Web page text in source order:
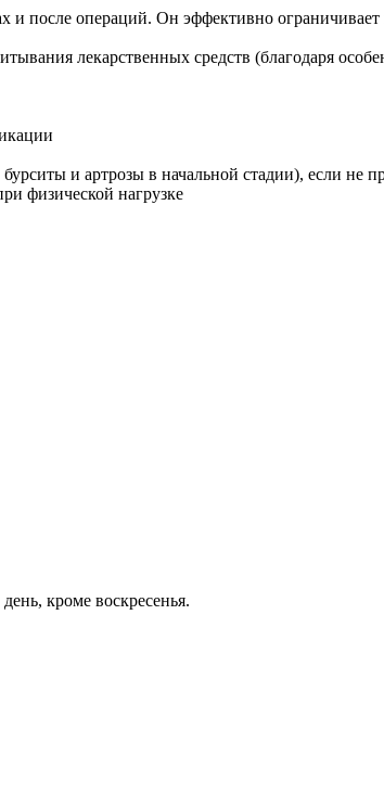
и после операций. Он эффективно
лекарственных средств (благодаря
и артрозы в начальной стадии), если не
физической нагрузке
кроме воскресенья.